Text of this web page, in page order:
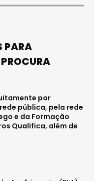
PARA
por
pública, pela rede
e da Formação
Qualifica, além de